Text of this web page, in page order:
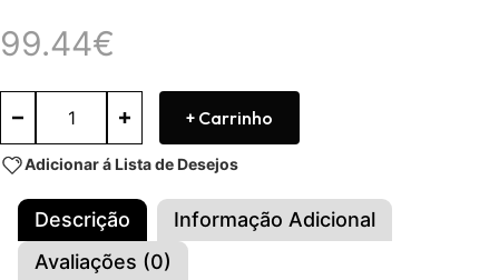
99.44€
+ Carrinho
Adicionar á Lista de Desejos
Descrição
Informação Adicional
Avaliações (0)